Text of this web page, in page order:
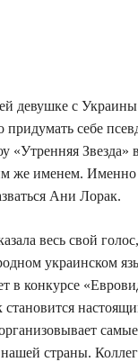
девушке с
себе
«Утренняя Звезда»
же именем.
Ани Лорак.
весь свой
украинском
в конкурсе
страны.